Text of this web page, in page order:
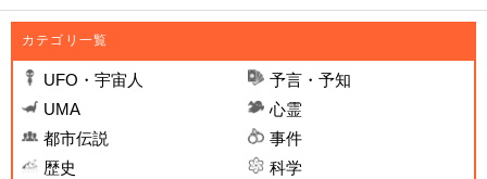
カテゴリ一覧
UFO・宇宙人
予言・予知
UMA
心霊
都市伝説
事件
歴史
科学